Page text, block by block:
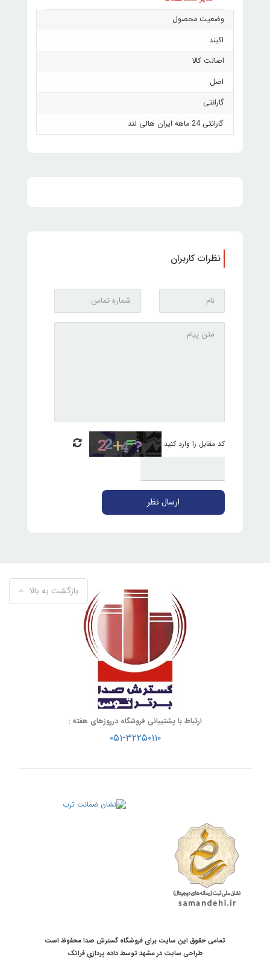
وضعیت محصول
اکبند
اصالت کالا
اصل
گارانتی
گارانتی 24 ماهه ایران هالی لند
نظرات کاربران
کد مقابل را وارد کنید
ارسال نظر
بازگشت به بالا
ارتباط با پشتیبانی فروشگاه درروزهای هفته :
۰۵۱-۳۲۲۵۰۱۱۰
تمامی حقوق این سایت برای فروشگاه گسترش صدا محفوظ است
طراحی سایت در مشهد توسطداده پردازی فراتک